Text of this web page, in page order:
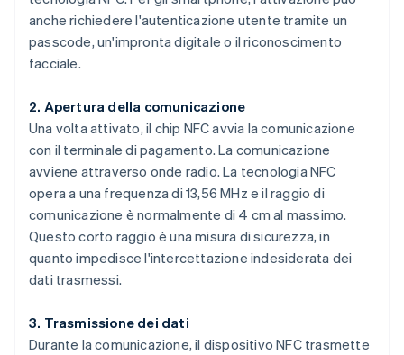
anche richiedere l'autenticazione utente tramite un
passcode, un'impronta digitale o il riconoscimento
facciale.
2. Apertura della comunicazione
Una volta attivato, il chip NFC avvia la comunicazione
con il terminale di pagamento. La comunicazione
avviene attraverso onde radio. La tecnologia NFC
opera a una frequenza di 13,56 MHz e il raggio di
comunicazione è normalmente di 4 cm al massimo.
Questo corto raggio è una misura di sicurezza, in
quanto impedisce l'intercettazione indesiderata dei
dati trasmessi.
3. Trasmissione dei dati
Durante la comunicazione, il dispositivo NFC trasmette